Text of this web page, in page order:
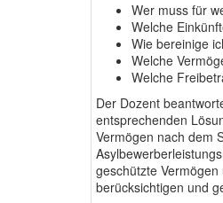
Wer muss für
Welche
Wie bereinige
Welche
Welche
Der Dozent
entsprechenden
Vermögen nach dem
geschützte
berücksichtigen und